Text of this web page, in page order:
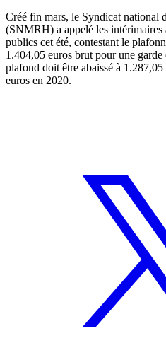
Créé fin mars, le Syndicat national
(SNMRH) a appelé les
publics cet été, contestant le
1.404,05 euros brut pour une garde
plafond doit être abaissé à
euros en 2020.